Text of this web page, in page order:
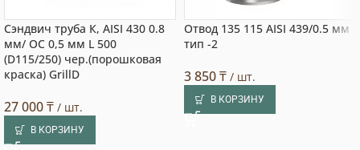
Сэндвич труба К, AISI 430 0.8
мм/ ОС 0,5 мм L 500
(D115/250) чер.(порошковая
краска) GrillD
27 000₸ / шт.
В КОРЗИНУ
Отвод 135 115 AISI 439/0.5 мм
тип -2
3 850₸ / шт.
В КОРЗИНУ